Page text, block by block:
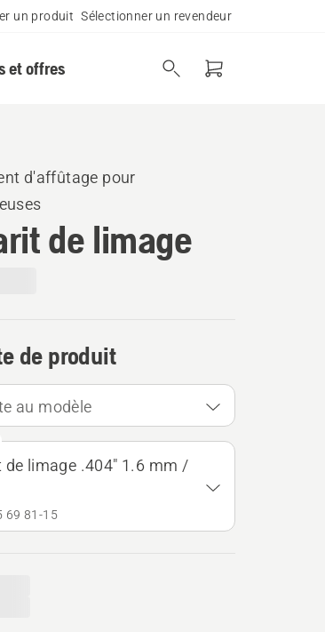
un produit Sélectionner un revendeur
et offres
d'affûtage pour
de limage
de produit
au modèle
de limage .404" 1.6 mm /
69 81‑15